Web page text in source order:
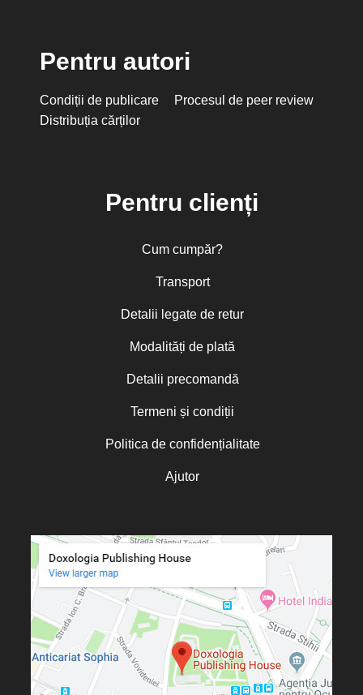
Pentru autori
Condiții de publicare
Procesul de peer review
Distribuția cărților
Pentru clienți
Cum cumpăr?
Transport
Detalii legate de retur
Modalități de plată
Detalii precomandă
Termeni și condiții
Politica de confidențialitate
Ajutor